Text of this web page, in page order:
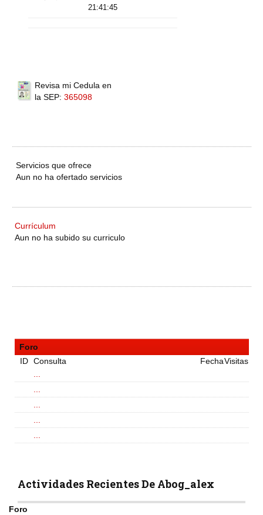
21:41:45
Revisa mi Cedula en
la SEP: 365098
Servicios que ofrece
Aun no ha ofertado servicios
Currículum
Aun no ha subido su curriculo
Foro
ID Consulta FechaVisitas
Actividades Recientes De Abog_alex
Foro